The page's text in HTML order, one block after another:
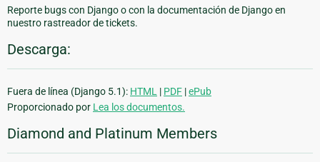
Reporte bugs con Django o con la documentación de Django en
nuestro rastreador de tickets.
Descarga:
Fuera de línea (Django 5.1): HTML | PDF |ePub
Proporcionado por Lea los documentos.
Diamond and Platinum Members